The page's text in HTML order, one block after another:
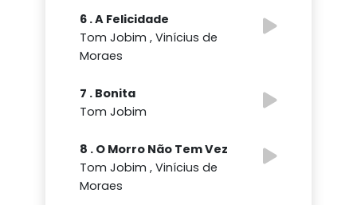
6 . A Felicidade
Tom Jobim , Vinícius de
Moraes
7 . Bonita
Tom Jobim
8 . O Morro Não Tem Vez
Tom Jobim , Vinícius de
Moraes